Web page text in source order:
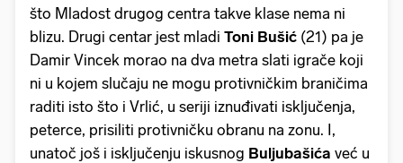
što Mladost drugog centra takve klase nema ni
blizu. Drugi centar jest mladi Toni Bušić (21) pa je
Damir Vincek morao na dva metra slati igrače koji
ni u kojem slučaju ne mogu protivničkim braničima
raditi isto što i Vrlić, u seriji iznuđivati isključenja,
peterce, prisiliti protivničku obranu na zonu. I,
unatoč još i isključenju iskusnog Buljubašića već u